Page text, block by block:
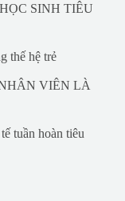
SINH TIÊU
thế hệ trẻ
VIÊN LÀ
tuần hoàn tiêu